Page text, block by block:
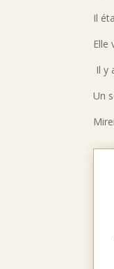
Il
Elle
Il y
Un